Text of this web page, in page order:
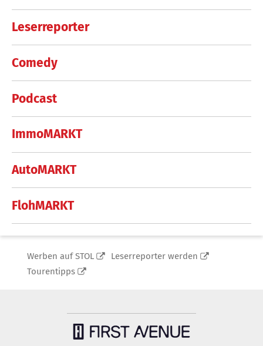
Leserreporter
Comedy
Podcast
ImmoMARKT
AutoMARKT
FlohMARKT
Werben auf STOL
Leserreporter werden
Tourentipps